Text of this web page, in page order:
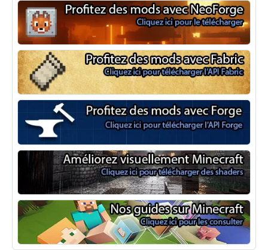
NeoForge
Minecraft Fabric
Minecraft Forge
Shaders Minecraft
Guide Minecraft